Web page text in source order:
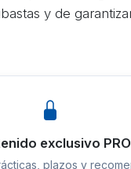
y de
Financiación
Creador de
desde 2009 y
exclusivo PRO
plazos y